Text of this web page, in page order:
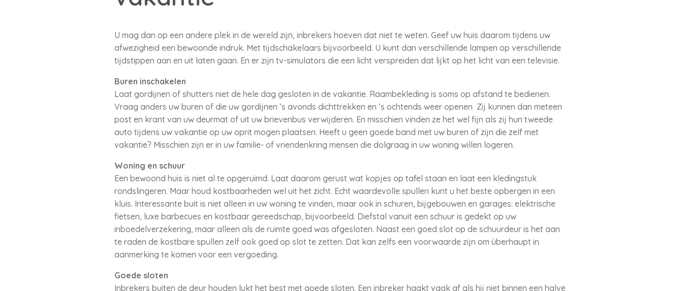
U mag dan op een andere plek in de wereld zijn, inbrekers hoeven dat niet te weten. Geef uw huis daarom tijdens uw
afwezigheid een bewoonde indruk. Met tijdschakelaars bijvoorbeeld. U kunt dan verschillende lampen op verschillende
tijdstippen aan en uit laten gaan. En er zijn tv-simulators die een licht verspreiden dat lijkt op het licht van een televisie.
Buren inschakelen
Laat gordijnen of shutters niet de hele dag gesloten in de vakantie. Raambekleding is soms op afstand te bedienen.
Vraag anders uw buren of die uw gordijnen ’s avonds dichttrekken en ’s ochtends weer openen Zij kunnen dan meteen
post en krant van uw deurmat of uit uw brievenbus verwijderen. En misschien vinden ze het wel fijn als zij hun tweede
auto tijdens uw vakantie op uw oprit mogen plaatsen. Heeft u geen goede band met uw buren of zijn die zelf met
vakantie? Misschien zijn er in uw familie- of vriendenkring mensen die dolgraag in uw woning willen logeren.
Woning en schuur
Een bewoond huis is niet al te opgeruimd. Laat daarom gerust wat kopjes op tafel staan en laat een kledingstuk
rondslingeren. Maar houd kostbaarheden wel uit het zicht. Echt waardevolle spullen kunt u het beste opbergen in een
kluis. Interessante buit is niet alleen in uw woning te vinden, maar ook in schuren, bijgebouwen en garages: elektrische
fietsen, luxe barbecues en kostbaar gereedschap, bijvoorbeeld. Diefstal vanuit een schuur is gedekt op uw
inboedelverzekering, maar alleen als de ruimte goed was afgesloten. Naast een goed slot op de schuurdeur is het aan
te raden de kostbare spullen zelf ook goed op slot te zetten. Dat kan zelfs een voorwaarde zijn om überhaupt in
aanmerking te komen voor een vergoeding.
Goede sloten
Inbrekers buiten de deur houden lukt het best met goede sloten. Een inbreker haakt vaak af als hij niet binnen een halve